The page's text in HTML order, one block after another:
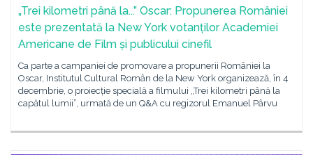
„Trei kilometri până la...” Oscar: Propunerea României
este prezentată la New York votanților Academiei
Americane de Film și publicului cinefil
Ca parte a campaniei de promovare a propunerii României la
Oscar, Institutul Cultural Român de la New York organizează, în 4
decembrie, o proiecție specială a filmului „Trei kilometri până la
capătul lumii”, urmată de un Q&A cu regizorul Emanuel Pârvu